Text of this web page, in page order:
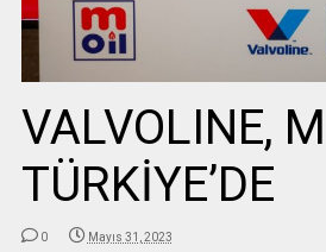
VALVOLINE,
TÜRKİYE’DE
0 Mayıs 31, 2023